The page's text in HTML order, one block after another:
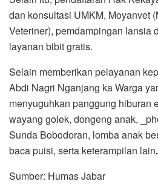
dan konsultasi UMKM, Moyanvet
Veteriner), pemdampingan lansia
layanan bibit gratis.
Selain memberikan pelayanan
Abdi Nagri Nganjang ka Warga
menyuguhkan panggung hiburan
wayang golek, dongeng anak,
Sunda Bobodoran, lomba anak
baca puisi, serta keterampilan lain
Sumber: Humas Jabar